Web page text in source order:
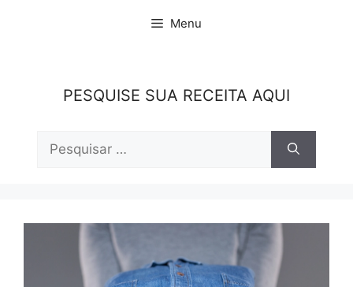
Menu
PESQUISE SUA RECEITA AQUI
por: